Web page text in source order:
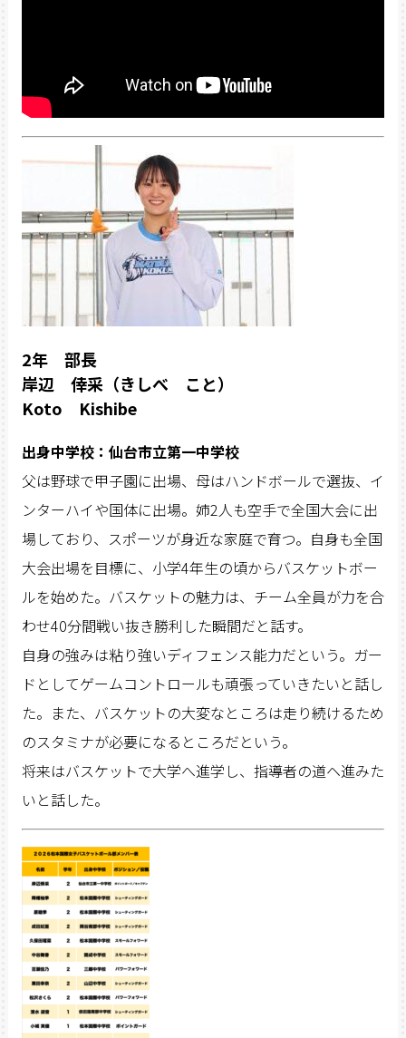
2年 部長
岸辺 倖采（きしべ こと）
Koto Kishibe
出身中学校：仙台市立第一中学校
父は野球で甲子園に出場、母はハンドボールで選抜、イ
ンターハイや国体に出場。姉2人も空手で全国大会に出
場しており、スポーツが身近な家庭で育つ。自身も全国
大会出場を目標に、小学4年生の頃からバスケットボー
ルを始めた。バスケットの魅力は、チーム全員が力を合
わせ40分間戦い抜き勝利した瞬間だと話す。
自身の強みは粘り強いディフェンス能力だという。ガー
ドとしてゲームコントロールも頑張っていきたいと話し
た。また、バスケットの大変なところは走り続けるため
のスタミナが必要になるところだという。
将来はバスケットで大学へ進学し、指導者の道ヘ進みた
いと話した。